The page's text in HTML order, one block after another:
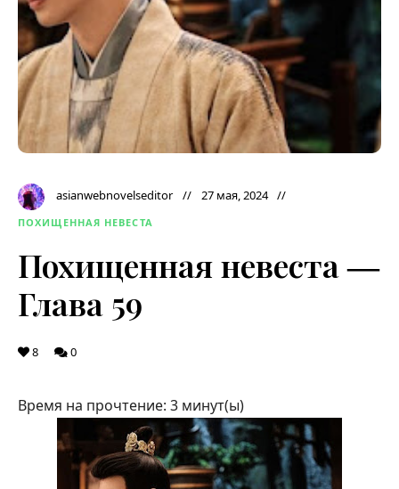
asianwebnovelseditor 27 мая, 2024
ПОХИЩЕННАЯ НЕВЕСТА
Похищенная невеста ―
Глава 59
8 0
Время на прочтение: 3 минут(ы)